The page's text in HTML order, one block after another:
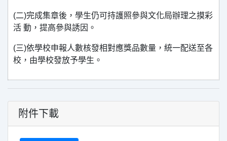
(二)完成集章後，學生仍可持護照參與文化局辦理之摸彩
活 動，提高參與誘因。
(三)依學校申報人數核發相對應獎品數量，統一配送至各
校，由學校發放予學生。
附件下載